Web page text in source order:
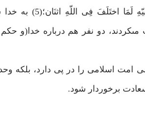
و در جاى ديگر فرمود: «اَمَا وَ اللّهِ لَو تَرَكُوا الحَقَّ عَلَى
دو نفر هم درباره خدا(و حكم
امت اسلامى را در پى دارد، بلكه
برخوردار شود.